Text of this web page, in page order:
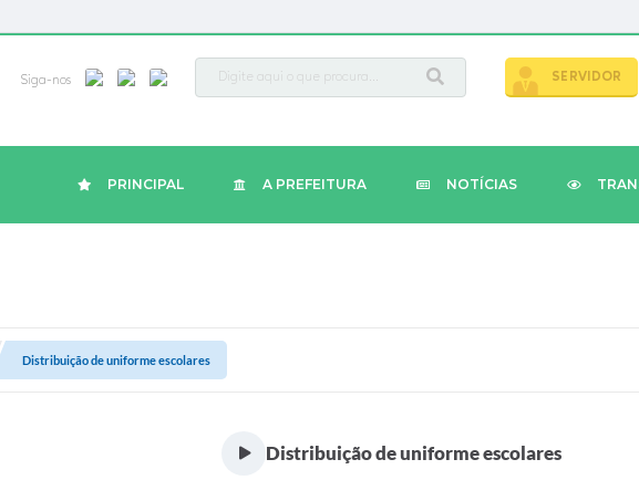
Siga-nos SERVIDOR
PRINCIPAL A PREFEITURA NOTÍCIAS
Distribuição de uniforme escolares
Distribuição de uniforme escolares